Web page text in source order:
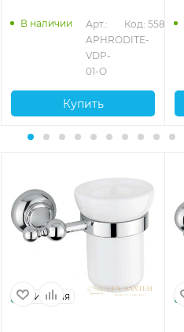
В наличии
Арт.:
APHRODITE-
VDP-
01-O
Код: 55821
Купить
Италия